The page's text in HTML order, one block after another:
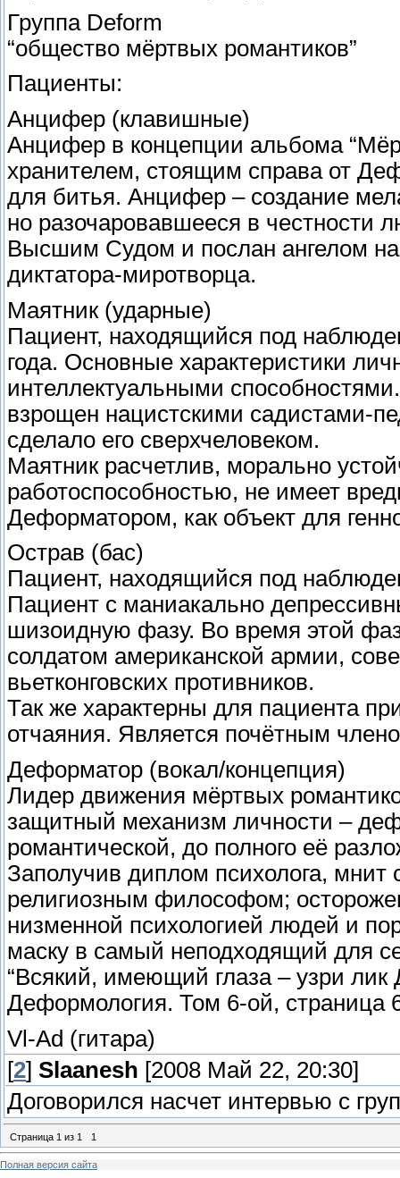
Группа Deform
“общество мёртвых романтиков”
Пациенты:
Анцифер (клавишные)
Анцифер в концепции альбома
хранителем, стоящим справа от
для битья. Анцифер – создание
но разочаровавшееся в
Высшим Судом и послан ангелом
диктатора-миротворца.
Маятник (ударные)
Пациент, находящийся под
года. Основные характеристики
интеллектуальными
взрощен нацистскими садистами-
сделало его сверхчеловеком.
Маятник расчетлив, морально
работоспособностью, не имеет
Деформатором, как объект для
Острав (бас)
Пациент, находящийся под
Пациент с маниакально
шизоидную фазу. Во время этой
солдатом американской армии,
вьетконговских противников.
Так же характерны для пациента
отчаяния. Является почётным
Деформатор (вокал/концепция)
Лидер движения мёртвых
защитный механизм личности –
романтической, до полного её
Заполучив диплом психолога,
религиозным философом;
низменной психологией людей и
маску в самый неподходящий для
“Всякий, имеющий глаза – узри
Деформология. Том 6-ой, страница
Vl-Ad (гитара)
[2] Slaanesh [2008 Май 22, 20:30]
Договорился насчет интервью с
Страница 1 из 1 1
Полная версия сайта